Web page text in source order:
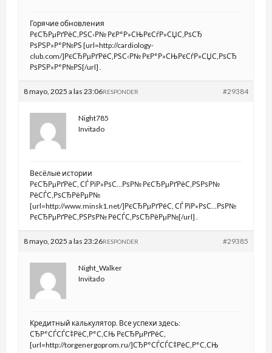
Горячие обновления
РєСЂРµРґРёС‚РЅС‹Р№ РєР°Р»СЊРєСѓР»СЏС‚РѕСЂ
РѕРЅР»Р°Р№РЅ [url=http://cardiology-
club.com/]РєСЂРµРґРёС‚РЅС‹Р№ РєР°Р»СЊРєСѓР»СЏС‚РѕСЂ
РѕРЅР»Р°Р№РЅ[/url] .
8 mayo, 2025 a las 23:06 #29384
RESPONDER
Night785
Invitado
Весёлые истории
РєСЂРµРґРёС‚ СЃ РїР»РѕС…РѕР№ РєСЂРµРґРёС‚РЅРѕР№
РёСЃС‚РѕСЂРёРµР№
[url=http://www.minsk1.net/]РєСЂРµРґРёС‚ СЃ РїР»РѕС…РѕР№
РєСЂРµРґРёС‚РЅРѕР№ РёСЃС‚РѕСЂРёРµР№[/url] .
8 mayo, 2025 a las 23:26 #29385
RESPONDER
Night_Walker
Invitado
Кредитный калькулятор. Все успехи здесь:
СЂР°СЃСЃС‡РёС‚Р°С‚СЊ РєСЂРµРґРёС‚
[url=http://torgenergoprom.ru/]СЂР°СЃСЃС‡РёС‚Р°С‚СЊ